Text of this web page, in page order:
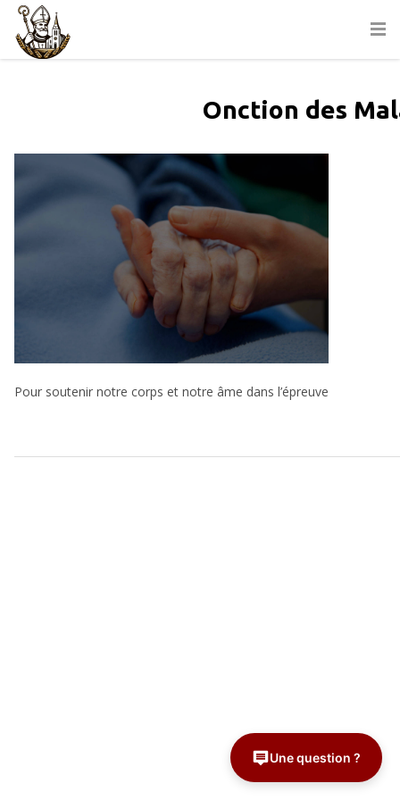
Onction des
Pour soutenir notre corps et notre âme dans l’épreuve
Une question ?